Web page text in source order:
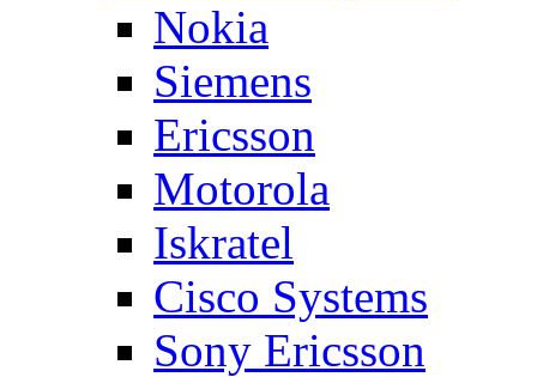
Nokia
Siemens
Ericsson
Motorola
Iskratel
Cisco Systems
Sony Ericsson